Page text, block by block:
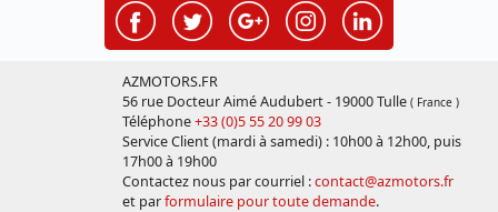
AZMOTORS.FR
56 rue Docteur Aimé Audubert - 19000 Tulle ( France )
Téléphone+33 (0)5 55 20 99 03
Service Client (mardi à samedi) : 10h00 à 12h00, puis
17h00 à 19h00
Contactez nous par courriel :contact@azmotors.fr
et parformulaire pour toute demande.